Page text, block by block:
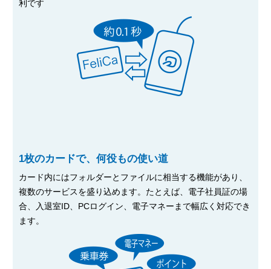
利です
1枚のカードで、何役もの使い道
カード内にはフォルダーとファイルに相当する機能があり、
複数のサービスを盛り込めます。たとえば、電子社員証の場
合、入退室ID、PCログイン、電子マネーまで幅広く対応でき
ます。